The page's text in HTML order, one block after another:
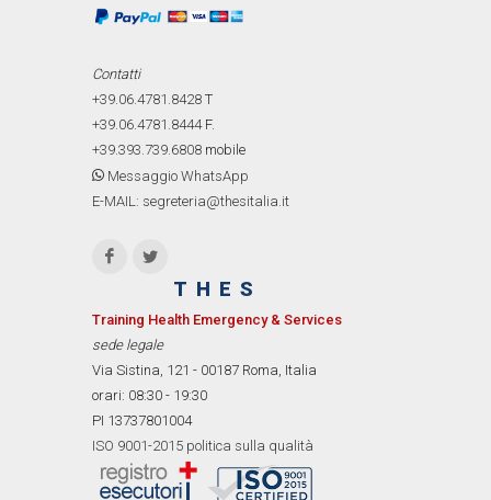
Contatti
+39.06.4781.8428 T
+39.06.4781.8444F.
+39.393.739.6808 mobile
Messaggio WhatsApp
E-MAIL: segreteria@thesitalia.it
THES
Training Health Emergency & Services
sede legale
Via Sistina, 121 - 00187 Roma, Italia
orari: 08:30 - 19:30
PI 13737801004
ISO 9001-2015 politica sulla qualità